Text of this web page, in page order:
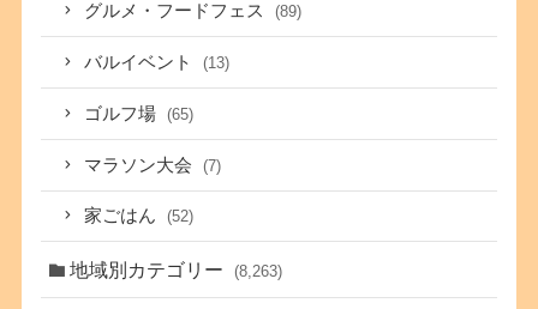
グルメ・フードフェス (89)
バルイベント (13)
ゴルフ場 (65)
マラソン大会 (7)
家ごはん (52)
地域別カテゴリー (8,263)